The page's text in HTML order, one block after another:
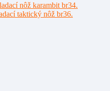
nôž karambit br34.
taktický nôž br36.